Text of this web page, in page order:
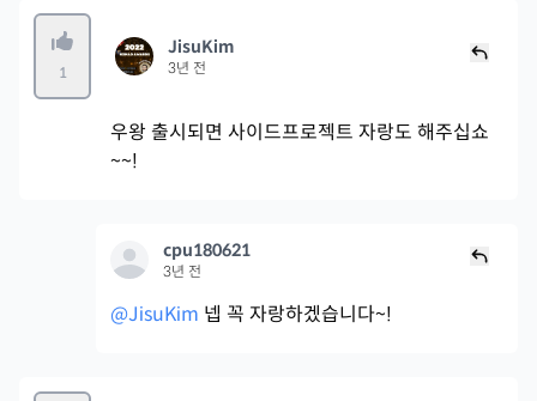
1
JisuKim
3년 전
우왕 출시되면 사이드프로젝트 자랑도 해주십쇼
~~!
cpu180621
3년 전
@JisuKim 넵 꼭 자랑하겠습니다~!